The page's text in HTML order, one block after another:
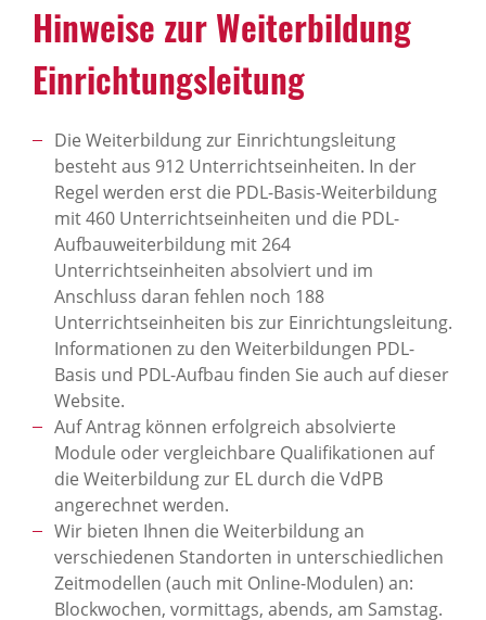
Hinweise zur Weiterbildung
Einrichtungsleitung
Die Weiterbildung zur Einrichtungsleitung
besteht aus 912 Unterrichtseinheiten. In der
Regel werden erst die PDL-Basis-Weiterbildung
mit 460 Unterrichtseinheiten und die PDL-
Aufbauweiterbildung mit 264
Unterrichtseinheiten absolviert und im
Anschluss daran fehlen noch 188
Unterrichtseinheiten bis zur Einrichtungsleitung.
Informationen zu den Weiterbildungen PDL-
Basis und PDL-Aufbau finden Sie auch auf dieser
Website.
Auf Antrag können erfolgreich absolvierte
Module oder vergleichbare Qualifikationen auf
die Weiterbildung zur EL durch die VdPB
angerechnet werden.
Wir bieten Ihnen die Weiterbildung an
verschiedenen Standorten in unterschiedlichen
Zeitmodellen (auch mit Online-Modulen) an:
Blockwochen, vormittags, abends, am Samstag.